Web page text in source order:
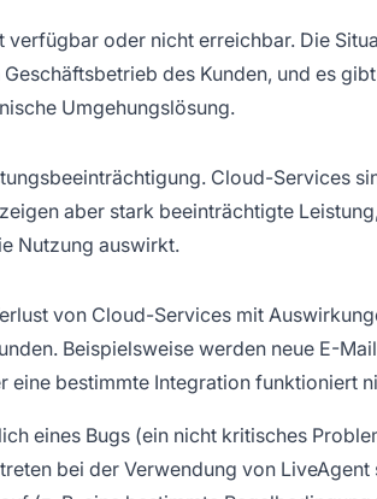
verfügbar oder nicht erreichbar. Die
des Kunden, und es
Umgehungslösung.
Cloud-Services
aber stark beeinträchtigte
Nutzung auswirkt.
von Cloud-Services mit
Beispielsweise werden neue E-
eine bestimmte Integration funktioniert
eines Bugs (ein nicht kritisches
bei der Verwendung von